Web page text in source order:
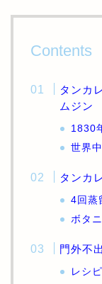
Contents
タンカ
ムジン
1830
世界
タンカ
4回蒸
ボタ
門外不
レシ